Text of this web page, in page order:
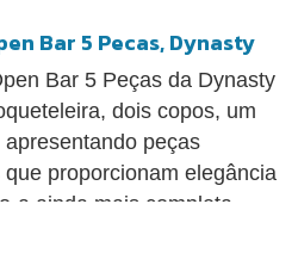
Bar 5 Pecas, Dynasty
Bar 5 Peças da Dynasty
dois copos, um
peças
proporcionam elegância
a ainda mais completa
e criar momentos